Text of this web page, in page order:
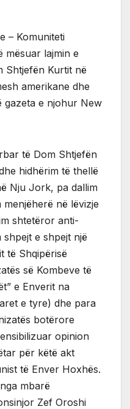
– Komuniteti
mësuar lajmin e
Shtjefën Kurtit në
amerikane dhe
gazeta e njohur New
të Dom Shtjefën
hidhërim të thellë
Nju Jork, pa dallim
në lëvizje
shtetëror anti-
e shpejt një
të Shqipërisë
së Kombeve të
e Enverit na
e tyre) dhe para
botërore
opinion
për këtë akt
të Enver Hoxhës.
mbarë
Zef Oroshi